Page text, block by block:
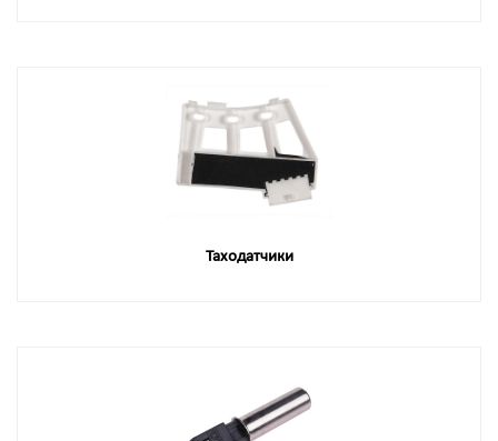
Таходатчики